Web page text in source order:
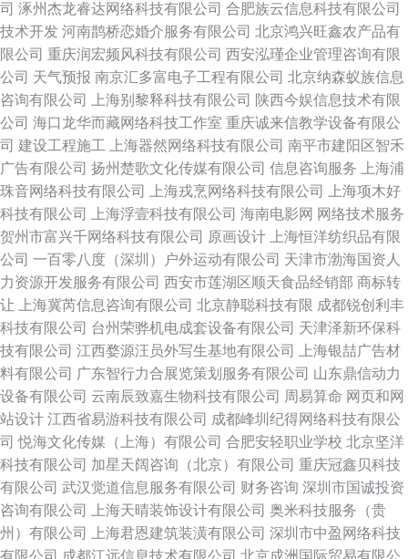
司 涿州杰龙睿达网络科技有限公司 合肥族云信息科技有限公司
技术开发 河南鹊桥恋婚介服务有限公司 北京鸿兴旺鑫农产品有
限公司 重庆润宏频风科技有限公司 西安泓瑾企业管理咨询有限
公司 天气预报 南京汇多富电子工程有限公司 北京纳森蚁族信息
咨询有限公司
上海别黎释科技有限公司 陕西今娱信息技术有限
公司 海口龙华而藏网络科技工作室 重庆诚来信教学设备有限公
司 建设工程施工 上海器然网络科技有限公司 南平市建阳区智禾
广告有限公司 扬州楚歌文化传媒有限公司 信息咨询服务
上海浦
珠音网络科技有限公司
上海戎烹网络科技有限公司
上海项木好
科技有限公司
上海浮壹科技有限公司 海南电影网 网络技术服务
贺州市富兴千网络科技有限公司 原画设计
上海恒洋纺织品有限
公司 一百零八度（深圳）户外运动有限公司 天津市渤海国资人
力资源开发服务有限公司 西安市莲湖区顺天食品经销部 商标转
让
上海冀芮信息咨询有限公司 北京静聪科技有限 成都锐创利丰
科技有限公司 台州荣骅机电成套设备有限公司 天津泽新环保科
技有限公司 江西婺源汪员外写生基地有限公司
上海银喆广告材
料有限公司 广东智行力合展览策划服务有限公司 山东鼎信动力
设备有限公司 云南辰致嘉生物科技有限公司 周易算命 网页和网
站设计 江西省易游科技有限公司 成都峰圳纪得网络科技有限公
司 悦海文化传媒（上海）有限公司 合肥安轻职业学校 北京坚洋
科技有限公司 加星天阔咨询（北京）有限公司 重庆冠鑫贝科技
有限公司 武汉觉道信息服务有限公司 财务咨询 深圳市国诚投资
咨询有限公司
上海天晴装饰设计有限公司 奥米科技服务（贵
州）有限公司
上海君恩建筑装潢有限公司 深圳市中盈网络科技
有限公司 成都江远信息技术有限公司 北京成洲国际贸易有限公